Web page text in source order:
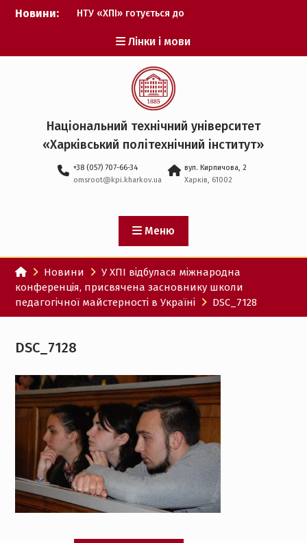
Перейти
Новини:
НТУ «ХПІ» готується до
Музичні таланти ХПІ
запрошуються на
Всеукраїнський
фестиваль «Червона
рута – 2027»
ХПІ уклав угоду про
партнерство з ДержНДІ
технологій кібербезпеки
Головнокомандувачем
Збройних Сил України
участю ХПІ обговорили
перспективи українсько-
іспанського
технологічного
партнерства
Лінки і мови
Національний технічний університет
«Харківський політехнічний iнститут»
+38 (057) 707-66-34
omsroot@kpi.kharkov.ua
вул. Кирпичова, 2
Харків, 61002
Меню
Новини
У ХПІ відбулася міжнародна
конференція, присвячена засновнику школи
педагогічної майстерності в Україні
DSC_7128
DSC_7128